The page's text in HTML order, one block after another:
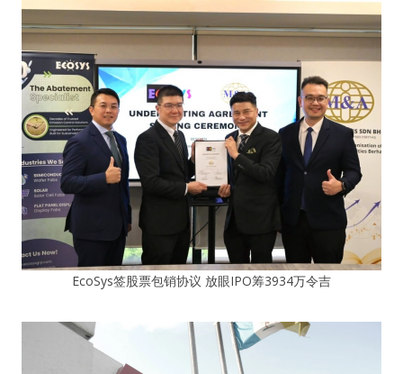
EcoSys签股票包销协议 放眼IPO筹3934万令吉